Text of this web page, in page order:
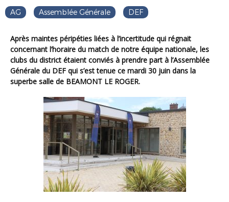
AG Assemblée Générale DEF
Après maintes péripéties liées à l’incertitude qui régnait
concernant l’horaire du match de notre équipe nationale, les
clubs du district étaient conviés à prendre part à l’Assemblée
Générale du DEF qui s’est tenue ce mardi 30 juin dans la
superbe salle de BEAMONT LE ROGER.